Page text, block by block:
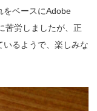
をベースにAdobe
苦労しましたが、正
るようで、楽しみな